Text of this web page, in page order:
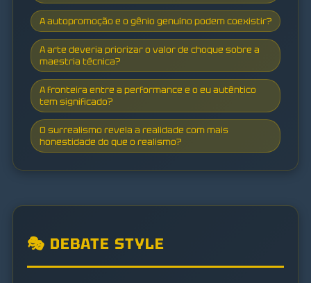
A autopromoção e o gênio genuíno podem coexistir?
A arte deveria priorizar o valor de choque sobre a
maestria técnica?
A fronteira entre a performance e o eu autêntico
tem significado?
O surrealismo revela a realidade com mais
honestidade do que o realismo?
🎭 DEBATE STYLE